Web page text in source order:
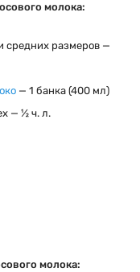
молока:
средних размеров —
— 1 банка (400 мл)
— ½ ч. л.
молока: